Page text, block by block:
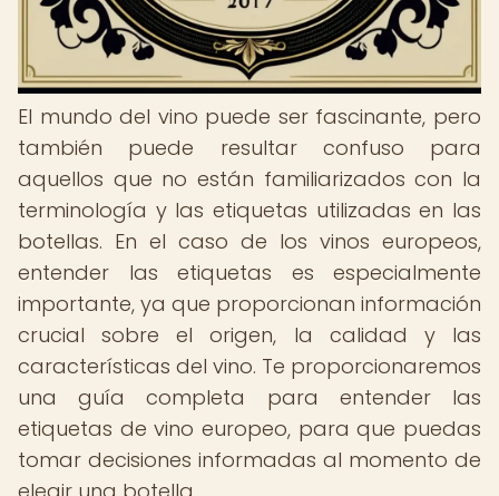
El mundo del vino puede ser fascinante, pero
también puede resultar confuso para
aquellos que no están familiarizados con la
terminología y las etiquetas utilizadas en las
botellas. En el caso de los vinos europeos,
entender las etiquetas es especialmente
importante, ya que proporcionan información
crucial sobre el origen, la calidad y las
características del vino. Te proporcionaremos
una guía completa para entender las
etiquetas de vino europeo, para que puedas
tomar decisiones informadas al momento de